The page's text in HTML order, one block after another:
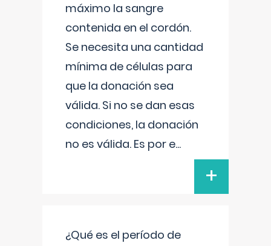
máximo la sangre
contenida en el cordón.
Se necesita una cantidad
mínima de células para
que la donación sea
válida. Si no se dan esas
condiciones, la donación
no es válida. Es por e...
+
¿Qué es el período de